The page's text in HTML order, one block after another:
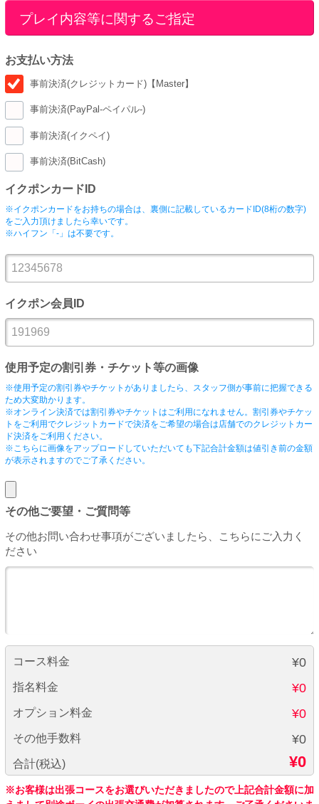
プレイ内容等に関するご指定
お支払い方法
事前決済(クレジットカード)【Master】
事前決済(PayPal-ペイパル-)
事前決済(イクペイ)
事前決済(BitCash)
イクポンカードID
※イクポンカードをお持ちの場合は、裏側に記載しているカードID(8桁の数字)
をご入力頂けましたら幸いです。
※ハイフン「-」は不要です。
イクポン会員ID
使用予定の割引券・チケット等の画像
※使用予定の割引券やチケットがありましたら、スタッフ側が事前に把握できる
ため大変助かります。
※オンライン決済では割引券やチケットはご利用になれません。割引券やチケッ
トをご利用でクレジットカードで決済をご希望の場合は店舗でのクレジットカー
ド決済をご利用ください。
※こちらに画像をアップロードしていただいても下記合計金額は値引き前の金額
が表示されますのでご了承ください。
その他ご要望・ご質問等
その他お問い合わせ事項がございましたら、こちらにご入力く
ださい
コース料金 ¥0
指名料金 ¥0
オプション料金 ¥0
その他手数料 ¥0
合計(税込) ¥0
※お客様は出張コースをお選びいただきましたので上記合計金額に加